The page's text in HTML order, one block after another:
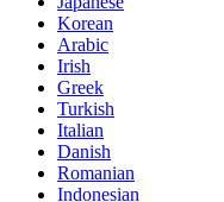
Korean
Arabic
Irish
Greek
Turkish
Italian
Danish
Romanian
Indonesian